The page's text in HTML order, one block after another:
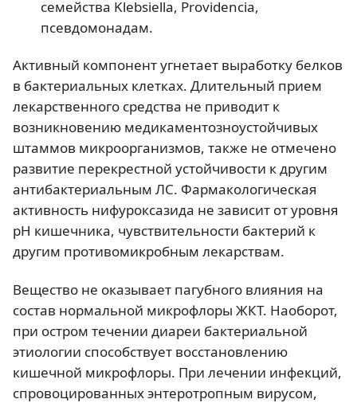
семейства Klebsiella, Providencia,
псевдомонадам.
Активный компонент угнетает выработку белков
в бактериальных клетках. Длительный прием
лекарственного средства не приводит к
возникновению медикаментозноустойчивых
штаммов микроорганизмов, также не отмечено
развитие перекрестной устойчивости к другим
антибактериальным ЛС. Фармакологическая
активность нифуроксазида не зависит от уровня
pH кишечника, чувствительности бактерий к
другим противомикробным лекарствам.
Вещество не оказывает пагубного влияния на
состав нормальной микрофлоры ЖКТ. Наоборот,
при остром течении диареи бактериальной
этиологии способствует восстановлению
кишечной микрофлоры. При лечении инфекций,
спровоцированных энтеротропным вирусом,